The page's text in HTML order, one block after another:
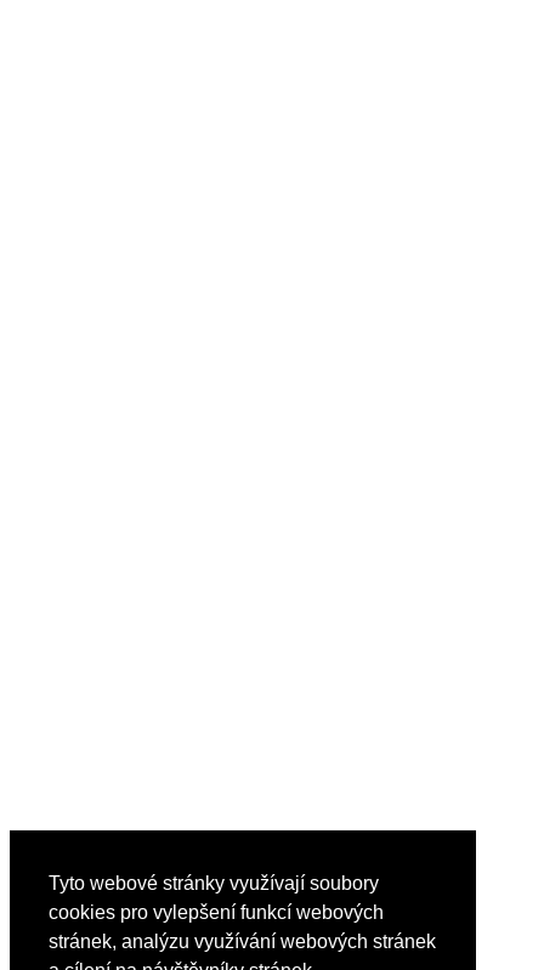
Tyto webové stránky využívají soubory
cookies pro vylepšení funkcí webových
stránek, analýzu využívání webových stránek